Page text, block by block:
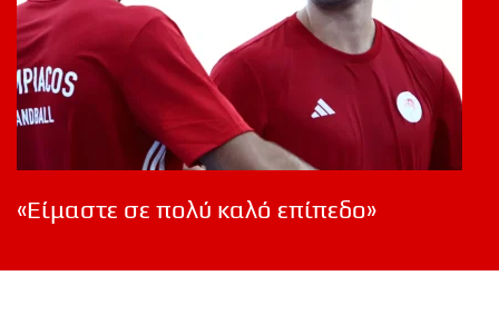
«Είμαστε σε πολύ καλό επίπεδο»